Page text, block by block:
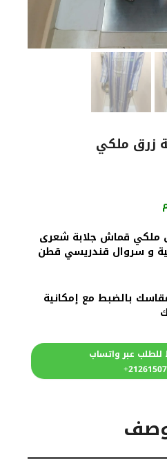
زرق ملكي
ملكي قماش جلابة شعرى
و سروال قندريسي قطن
بالضبط مع إمكانية
عبر واتساب